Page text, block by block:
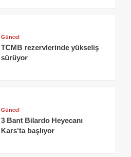
Güncel
TCMB rezervlerinde yükseliş
sürüyor
Güncel
3 Bant Bilardo Heyecanı
Kars'ta başlıyor